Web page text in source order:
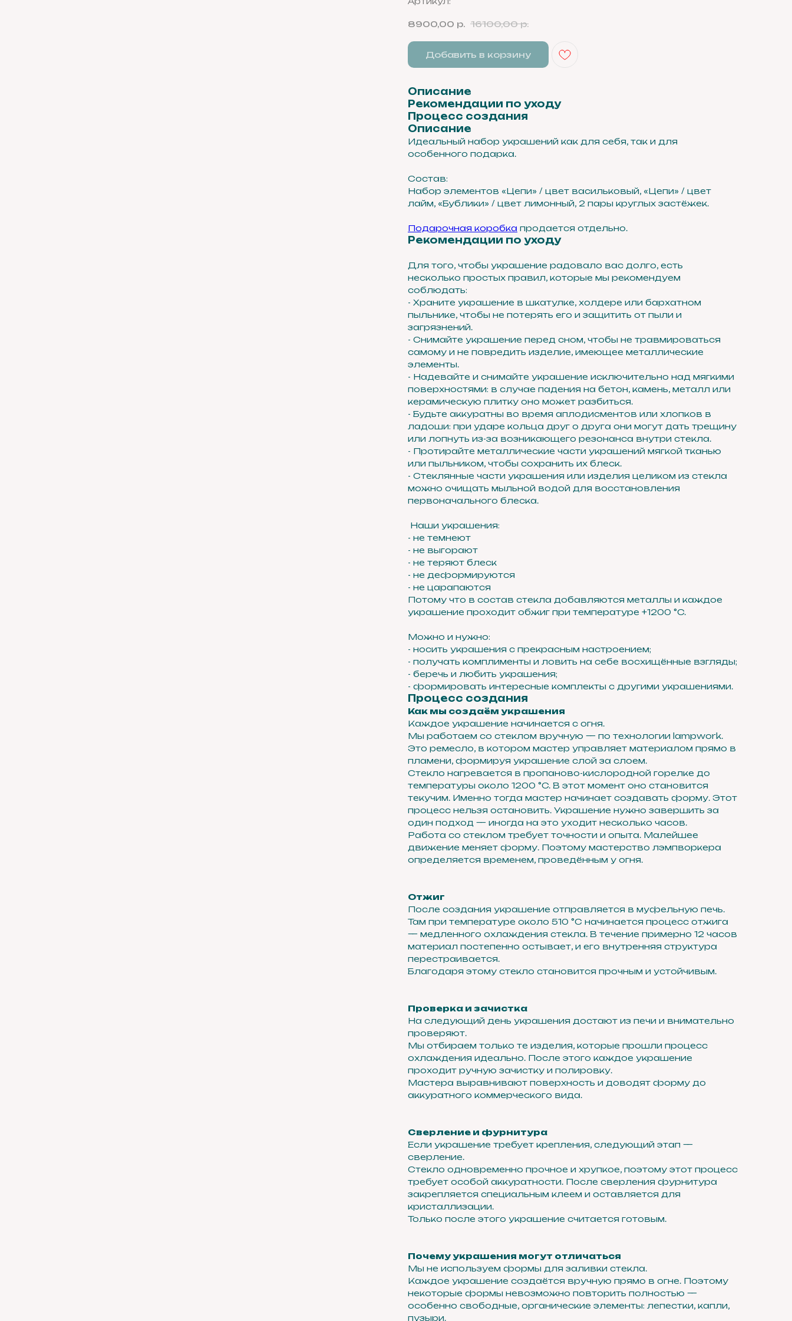
8900,00 р. 16100,00 р.
Добавить в корзину
Описание
Рекомендации по уходу
Процесс создания
Описание
Идеальный набор украшений как для себя, так и для
особенного подарка.
Состав:
Набор элементов «Цепи» / цвет васильковый, «Цепи» / цвет
лайм, «Бублики» / цвет лимонный, 2 пары круглых застёжек.
Подарочная коробка продается отдельно.
Рекомендации по уходу
Для того, чтобы украшение радовало вас долго, есть
несколько простых правил, которые мы рекомендуем
соблюдать:
- Храните украшение в шкатулке, холдере или бархатном
пыльнике, чтобы не потерять его и защитить от пыли и
загрязнений.
- Снимайте украшение перед сном, чтобы не травмироваться
самому и не повредить изделие, имеющее металлические
элементы.
- Надевайте и снимайте украшение исключительно над мягкими
поверхностями: в случае падения на бетон, камень, металл или
керамическую плитку оно может разбиться.
- Будьте аккуратны во время аплодисментов или хлопков в
ладоши: при ударе кольца друг о друга они могут дать трещину
или лопнуть из-за возникающего резонанса внутри стекла.
- Протирайте металлические части украшений мягкой тканью
или пыльником, чтобы сохранить их блеск.
- Стеклянные части украшения или изделия целиком из стекла
можно очищать мыльной водой для восстановления
первоначального блеска.
Наши украшения:
- не темнеют
- не выгорают
- не теряют блеск
- не деформируются
- не царапаются
Потому что в состав стекла добавляются металлы и каждое
украшение проходит обжиг при температуре +1200 °C.
Можно и нужно:
- носить украшения с прекрасным настроением;
- получать комплименты и ловить на себе восхищённые взгляды;
- беречь и любить украшения;
- формировать интересные комплекты с другими украшениями.
Процесс создания
Как мы создаём украшения
Каждое украшение начинается с огня.
Мы работаем со стеклом вручную — по технологии lampwork.
Это ремесло, в котором мастер управляет материалом прямо в
пламени, формируя украшение слой за слоем.
Стекло нагревается в пропаново-кислородной горелке до
температуры около 1200 °C. В этот момент оно становится
текучим. Именно тогда мастер начинает создавать форму. Этот
процесс нельзя остановить. Украшение нужно завершить за
один подход — иногда на это уходит несколько часов.
Работа со стеклом требует точности и опыта. Малейшее
движение меняет форму. Поэтому мастерство лэмпворкера
определяется временем, проведённым у огня.
Отжиг
После создания украшение отправляется в муфельную печь.
Там при температуре около 510 °C начинается процесс отжига
— медленного охлаждения стекла. В течение примерно 12 часов
материал постепенно остывает, и его внутренняя структура
перестраивается.
Благодаря этому стекло становится прочным и устойчивым.
Проверка и зачистка
На следующий день украшения достают из печи и внимательно
проверяют.
Мы отбираем только те изделия, которые прошли процесс
охлаждения идеально. После этого каждое украшение
проходит ручную зачистку и полировку.
Мастера выравнивают поверхность и доводят форму до
аккуратного коммерческого вида.
Сверление и фурнитура
Если украшение требует крепления, следующий этап —
сверление.
Стекло одновременно прочное и хрупкое, поэтому этот процесс
требует особой аккуратности. После сверления фурнитура
закрепляется специальным клеем и оставляется для
кристаллизации.
Только после этого украшение считается готовым.
Почему украшения могут отличаться
Мы не используем формы для заливки стекла.
Каждое украшение создаётся вручную прямо в огне. Поэтому
некоторые формы невозможно повторить полностью —
особенно свободные, органические элементы: лепестки, капли,
пузыри.